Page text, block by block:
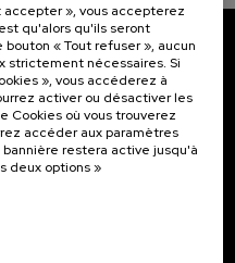
les
accepter », vous accepterez
qu'alors qu'ils seront
« Tout refuser », aucun
strictement nécessaires. Si
», vous accéderez à
activer ou désactiver les
Cookies où vous trouverez
accéder aux paramètres
restera active jusqu'à
deux options »